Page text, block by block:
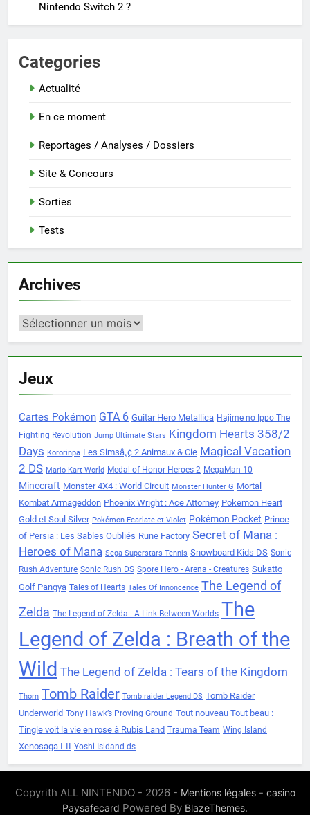
Nintendo Switch 2 ?
Categories
Actualité
En ce moment
Reportages / Analyses / Dossiers
Site & Concours
Sorties
Tests
Archives
Archives
Jeux
Cartes Pokémon GTA 6 Guitar Hero Metallica Hajime no Ippo The
Fighting Revolution Jump Ultimate Stars Kingdom Hearts 358/2
Days Kororinpa Les Simsâ„¢ 2 Animaux & Cie Magical Vacation
2 DS Mario Kart World Medal of Honor Heroes 2 MegaMan 10
Minecraft Monster 4X4 : World Circuit Monster Hunter G Mortal
Kombat Armageddon Phoenix Wright : Ace Attorney Pokemon Heart
Gold et Soul Silver Pokémon Ecarlate et Violet Pokémon Pocket Prince
of Persia : Les Sables Oubliés Rune Factory Secret of Mana :
Heroes of Mana Sega Superstars Tennis Snowboard Kids DS Sonic
Rush Adventure Sonic Rush DS Spore Hero - Arena - Creatures Sukatto
Golf Pangya Tales of Hearts Tales Of Innoncence The Legend of
Zelda The Legend of Zelda : A Link Between Worlds The
Legend of Zelda : Breath of the
Wild The Legend of Zelda : Tears of the Kingdom
Thorn Tomb Raider Tomb raider Legend DS Tomb Raider
Underworld Tony Hawk’s Proving Ground Tout nouveau Tout beau :
Tingle voit la vie en rose à Rubis Land Trauma Team Wing Island
Xenosaga I-II Yoshi Isldand ds
Copyrith ALL NINTENDO - 2026 - Mentions légales- casino
Paysafecard Powered By BlazeThemes.